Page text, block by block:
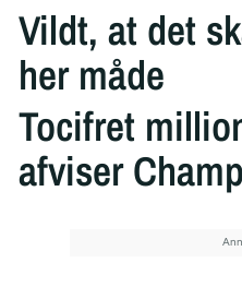
Vildt, at det
her måde
Tocifret
afviser